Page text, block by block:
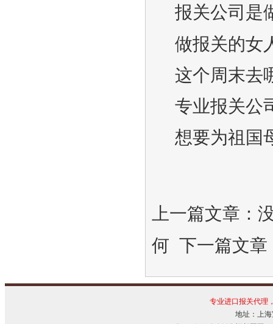
报关公司是
做报关的女
这个周末去
专业报关公
想要为祖国
上一篇文章：
何 下一篇文章
专业进口报关代理
地址：上